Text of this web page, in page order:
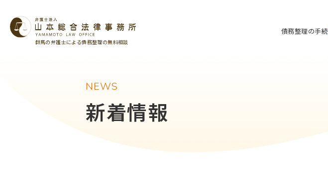
群馬の弁護士による債務整理の無料相談
債務整理の手続
NEWS
新着情報